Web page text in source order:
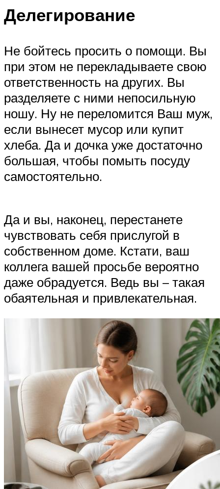
Делегирование
Не бойтесь просить о помощи. Вы
при этом не перекладываете свою
ответственность на других. Вы
разделяете с ними непосильную
ношу. Ну не переломится Ваш муж,
если вынесет мусор или купит
хлеба. Да и дочка уже достаточно
большая, чтобы помыть посуду
самостоятельно.
Да и вы, наконец, перестанете
чувствовать себя прислугой в
собственном доме. Кстати, ваш
коллега вашей просьбе вероятно
даже обрадуется. Ведь вы – такая
обаятельная и привлекательная.